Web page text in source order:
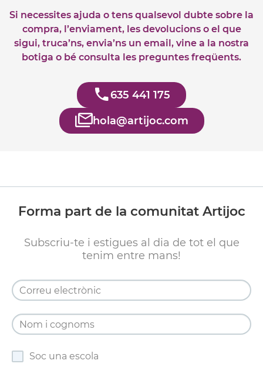
Si necessites ajuda o tens qualsevol dubte sobre la
compra, l’enviament, les devolucions o el que
sigui, truca’ns, envia’ns un email, vine a la nostra
botiga o bé consulta les preguntes freqüents.
635 441 175
hola@artijoc.com
Forma part de la comunitat Artijoc
Subscriu-te i estigues al dia de tot el que
tenim entre mans!
Soc una escola